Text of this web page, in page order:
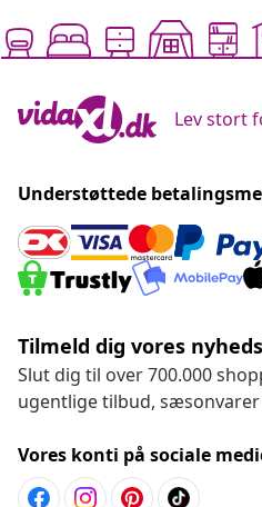
Lev stort
Understøttede
Tilmeld dig vores
Slut dig til over 700.000
ugentlige tilbud, sæsonvarer
Vores konti på sociale